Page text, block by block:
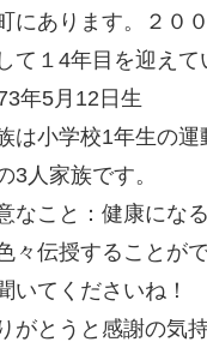
にあります。２０
て１4年目を迎えて
年5月12日生
は小学校1年生の運
3人家族です。
なこと：健康にな
々伝授することが
いてくださいね！
がとうと感謝の気